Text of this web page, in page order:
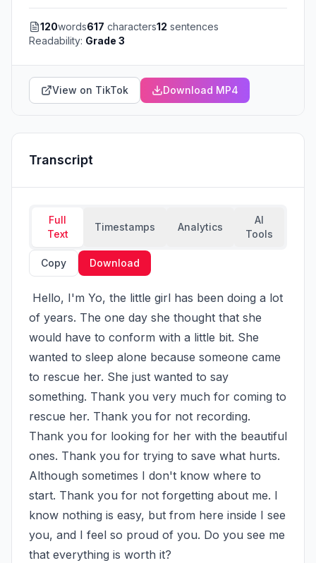
120words617 characters12 sentences
Readability: Grade 3
View on TikTok Download MP4
Transcript
Full
Text
Timestamps Analytics
AI
Tools
Copy Download
of years. The one day she thought that she
would have to conform with a little bit. She
wanted to sleep alone because someone came
to rescue her. She just wanted to say
something. Thank you very much for coming to
rescue her. Thank you for not recording.
Thank you for looking for her with the beautiful
ones. Thank you for trying to save what hurts.
Although sometimes I don't know where to
start. Thank you for not forgetting about me. I
know nothing is easy, but from here inside I see
you, and I feel so proud of you. Do you see me
that everything is worth it?